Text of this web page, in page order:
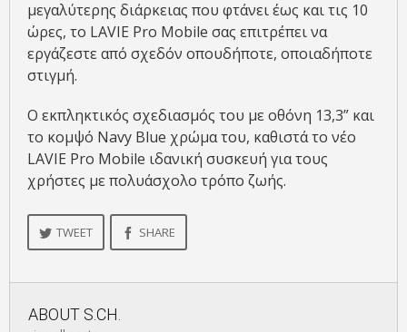
μεγαλύτερης διάρκειας που φτάνει έως και τις 10
ώρες, το LAVIE Pro Mobile σας επιτρέπει να
εργάζεστε από σχεδόν οπουδήποτε, οποιαδήποτε
στιγμή.
Ο εκπληκτικός σχεδιασμός του με οθόνη 13,3” και
το κομψό Navy Blue χρώμα του, καθιστά το νέο
LAVIE Pro Mobile ιδανική συσκευή για τους
χρήστες με πολυάσχολο τρόπο ζωής.
TWEET SHARE
ABOUT S.CH.